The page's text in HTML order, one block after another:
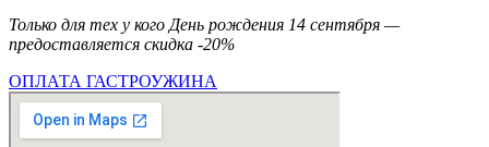
Только для тех у кого День рождения 14 сентября —
предоставляется скидка -20%
ОПЛАТА ГАСТРОУЖИНА